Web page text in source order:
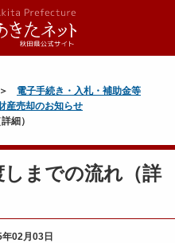
電子手続き・入札・補助金等
産売却のお知らせ
細）
までの流れ（詳
02月03日